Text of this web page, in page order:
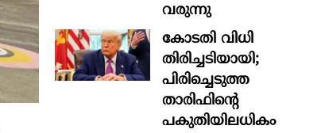
വരുന്നു
കോടതി വിധി
തിരിച്ചടിയായി;
പിരിച്ചെടുത്ത
താരിഫിന്‍റെ
പകുതിയിലധികം